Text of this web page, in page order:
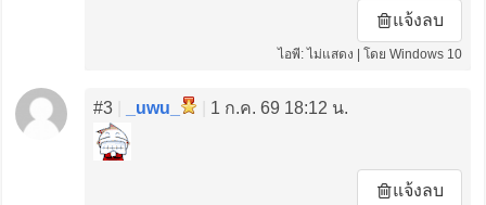
แจ้งลบ
ไอพี: ไม่แสดง | โดย Windows 10
#3 _uwu_ 1 ก.ค. 69 18:12 น.
แจ้งลบ